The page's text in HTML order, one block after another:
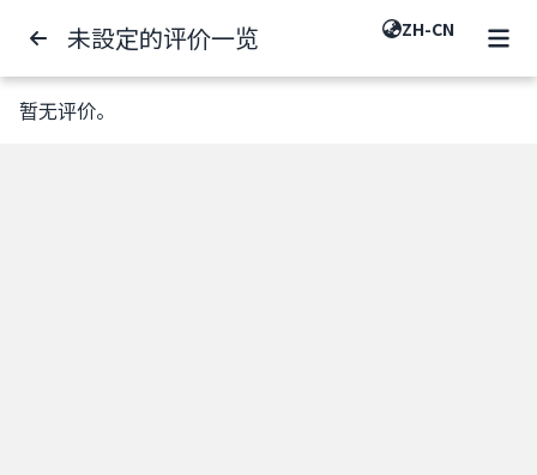
未設定的评价一览 ZH-CN
暂无评价。